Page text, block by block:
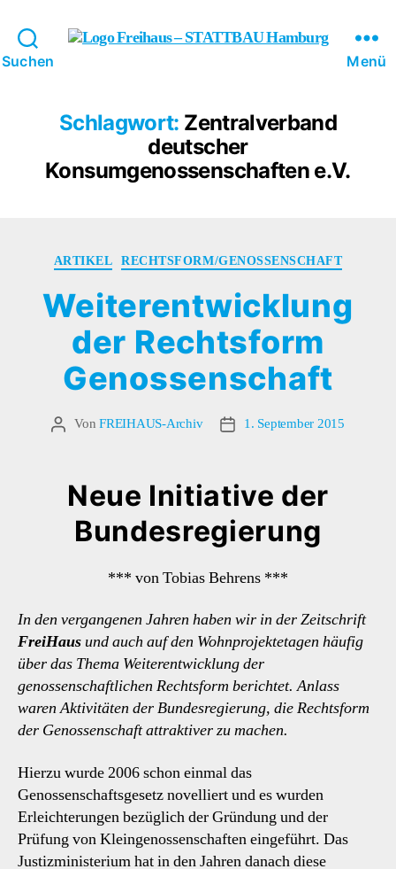
Suchen
STATTBAU
HAMBURG
Menü
Schlagwort: Zentralverband
deutscher
Konsumgenossenschaften e.V.
Kategorien
ARTIKEL RECHTSFORM/GENOSSENSCHAFT
Weiterentwicklung
der Rechtsform
Genossenschaft
Beitragsautor
VonFREIHAUS-Archiv Veröffentlichungsdatum
1. September 2015
Neue Initiative der
Bundesregierung
*** von Tobias Behrens ***
In den vergangenen Jahren haben wir in der Zeitschrift
FreiHaus und auch auf den Wohnprojektetagen häufig
über das Thema Weiterentwicklung der
genossenschaftlichen Rechtsform berichtet. Anlass
waren Aktivitäten der Bundesregierung, die Rechtsform
der Genossenschaft attraktiver zu machen.
Hierzu wurde 2006 schon einmal das
Genossenschaftsgesetz novelliert und es wurden
Erleichterungen bezüglich der Gründung und der
Prüfung von Kleingenossenschaften eingeführt. Das
Justizministerium hat in den Jahren danach diese